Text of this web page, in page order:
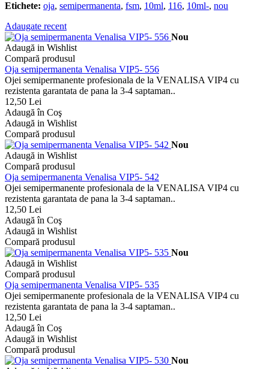
Etichete: oja, semipermanenta, fsm, 10ml, 116, 10ml-, nou
Adaugate recent
Nou
Adaugă in Wishlist
Compară produsul
Oja semipermanenta Venalisa VIP5- 556
Ojei semipermanente profesionala de la VENALISA VIP4 cu
rezistenta garantata de pana la 3-4 saptaman..
12,50 Lei
Adaugă în Coş
Adaugă in Wishlist
Compară produsul
Nou
Adaugă in Wishlist
Compară produsul
Oja semipermanenta Venalisa VIP5- 542
Ojei semipermanente profesionala de la VENALISA VIP4 cu
rezistenta garantata de pana la 3-4 saptaman..
12,50 Lei
Adaugă în Coş
Adaugă in Wishlist
Compară produsul
Nou
Adaugă in Wishlist
Compară produsul
Oja semipermanenta Venalisa VIP5- 535
Ojei semipermanente profesionala de la VENALISA VIP4 cu
rezistenta garantata de pana la 3-4 saptaman..
12,50 Lei
Adaugă în Coş
Adaugă in Wishlist
Compară produsul
Nou